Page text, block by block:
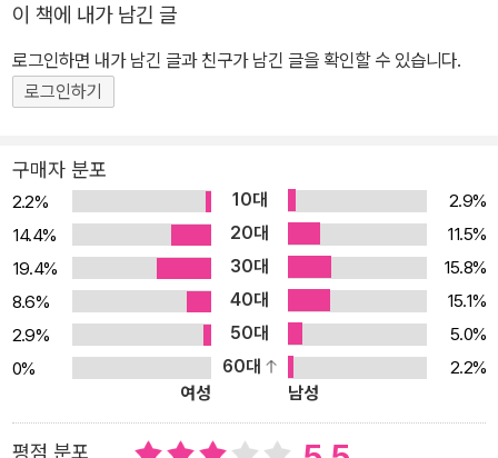
이 책에 내가 남긴 글
로그인하면 내가 남긴 글과 친구가 남긴 글을 확인할 수 있습니다.
로그인하기
구매자 분포
2.2% 10대
2.9%
14.4%
20대
11.5%
19.4%
30대
15.8%
8.6%
40대
15.1%
2.9%
50대
5.0%
0%
60대
2.2%
여성
남성
평점 분포